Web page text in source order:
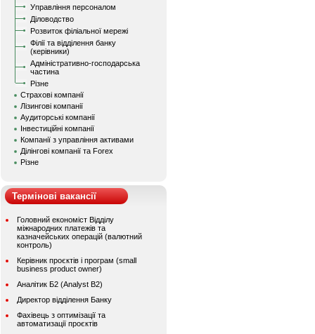
Управління персоналом
Діловодство
Розвиток філіальної мережі
Філії та відділення банку
(керівники)
Адміністративно-господарська
частина
Різне
Страхові компанії
Лізингові компанії
Аудиторські компанії
Інвестиційні компанії
Компанії з управління активами
Ділінгові компанії та Forex
Різне
Термінові вакансії
Головний економіст Відділу
міжнародних платежів та
казначейських операцій (валютний
контроль)
Керівник проєктів і програм (small
business product owner)
Аналітик Б2 (Analyst B2)
Директор відділення Банку
Фахівець з оптимізації та
автоматизації проєктів